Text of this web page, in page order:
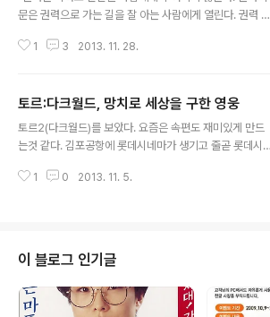
문은 권력으로 가는 길을 잘 아는 사람에게 열린다. 권력 운
지만, 경박한 권력투쟁에 매몰되지 않고 진정으로 인간에
다 中 - 선거는 착한 사람을 뽑는 것이 아니다. 워낙 대한민
국 정치인들이 수준이 떨어지고 부패한 사람이 많아서 선
거때마다 청렴을 자기의 최대 강점으로 뽑거나 혹은 착한
들에게 어떤 이득을 가져다 줄지는 모르겠다. 물론, 청렴하
1 3 2013. 11. 28.
토르:다크월드, 망치로 세상을 구한 영웅
토르2(다크월드)를 보았다. 요즘은 속편도 재미있게 만드
는것 같다. 김포공항에 롯데시네마가 생기고 줄곧 롯데시
인기가 대단하다. 다른 영웅들보다 별로 나은것도 없는 토
기가 발굴되어 극장에서 만났으면 좋겠다는 생각을 해본
다. 토르는 2편에서도 다양한 볼거리와 적당한 웃음거리가
적절히 배치되어 있다. 1편에서 서로 싸웠던 동생 로키와
힘을 합쳐 악당을 처치하는 것까지는 좋았는데 로키는 결
1 0 2013. 11. 5.
이 블로그 인기글